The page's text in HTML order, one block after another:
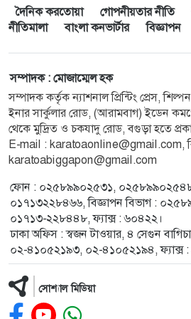
দৈনিক করতোয়া গোপনীয়তার নীতি
নীতিমালা
বাংলা কনভার্টার বিজ্ঞাপন
সম্পাদক : মোজাম্মেল হক
সম্পাদক কর্তৃক ন্যাশনাল প্রিন্টিং প্রেস,
ইনার সার্কুলার রোড, (আরামবাগ) ইডেন
থেকে মুদ্রিত ও চকযাদু রোড, বগুড়া হতে
E-mail : karatoaonline@gmail.com,
karatoabiggapon@gmail.com
ফোন : ০২৫৮৯৯০২৫৩১, ০২৫৮৯৯০২৫৪৮,
০১৭১৩২২৮৪৬৬, বিজ্ঞাপন বিভাগ :
০১৭১৩-২২৮৪৪৮, ফ্যাক্স : ৬০৪২২।
ঢাকা অফিস : স্বজন টাওয়ার, ৪ সেগুন
০২-৪১০৫২১৯৩, ০২-৪১০৫২১৯৪, ফ্যাক্স
সোশ্যাল মিডিয়া